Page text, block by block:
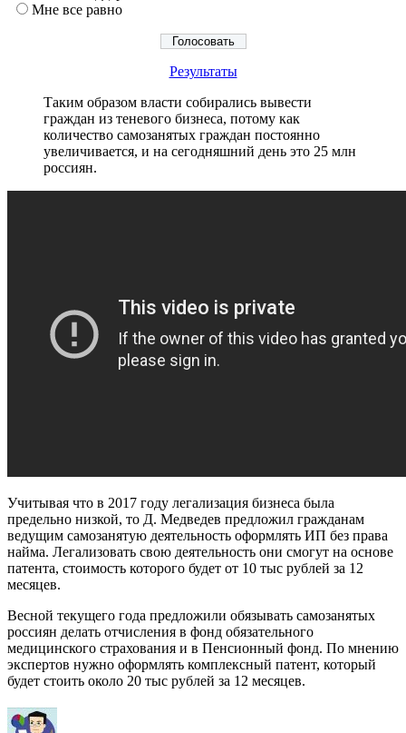
Мне все равно
Результаты
Таким образом власти собирались вывести
граждан из теневого бизнеса, потому как
количество самозанятых граждан постоянно
увеличивается, и на сегодняшний день это 25 млн
россиян.
Учитывая что в 2017 году легализация бизнеса была
предельно низкой, то Д. Медведев предложил гражданам
ведущим самозанятую деятельность оформлять ИП без права
найма. Легализовать свою деятельность они смогут на основе
патента, стоимость которого будет от 10 тыс рублей за 12
месяцев.
Весной текущего года предложили обязывать самозанятых
россиян делать отчисления в фонд обязательного
медицинского страхования и в Пенсионный фонд. По мнению
экспертов нужно оформлять комплексный патент, который
будет стоить около 20 тыс рублей за 12 месяцев.